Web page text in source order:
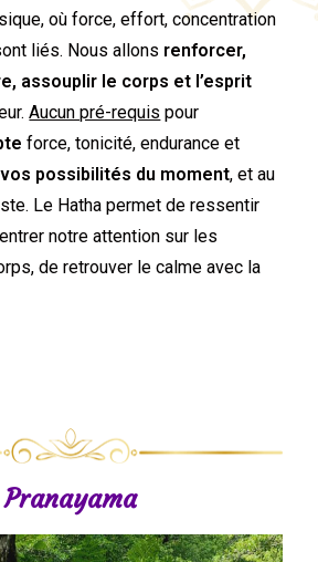
où force, effort, concentration
liés. Nous allons renforcer,
assouplir le corps et l’esprit
Aucun pré-requis pour
force, tonicité, endurance et
possibilités du moment, et au
Le Hatha permet de ressentir
notre attention sur les
de retrouver le calme avec la
Pranayama